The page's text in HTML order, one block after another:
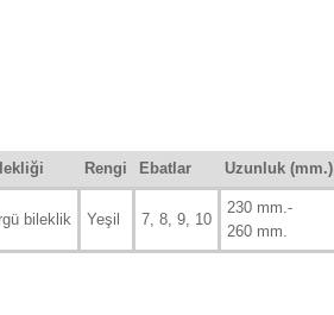
Rengi Ebatlar Uzunluk (mm.)
bileklik Yeşil 7, 8, 9, 10
230 mm.-
260 mm.